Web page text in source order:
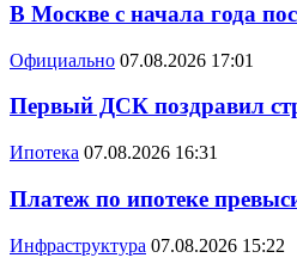
В Москве с начала года
Официально 07.08.2026 17:01
Первый ДСК поздравил
Ипотека 07.08.2026 16:31
Платеж по ипотеке
Инфраструктура 07.08.2026 15:22